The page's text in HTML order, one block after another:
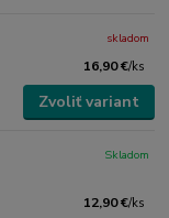
16,90 €/ks
skladom
Zvoliť variant
12,90 €/ks
Skladom